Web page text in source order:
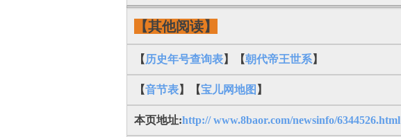
【其他阅读】
【 历史年号查询表】【朝代帝王世系】
【音节表】【宝儿网地图 】
本页地址:http:// www.8baor.com/newsinfo/6344526.html